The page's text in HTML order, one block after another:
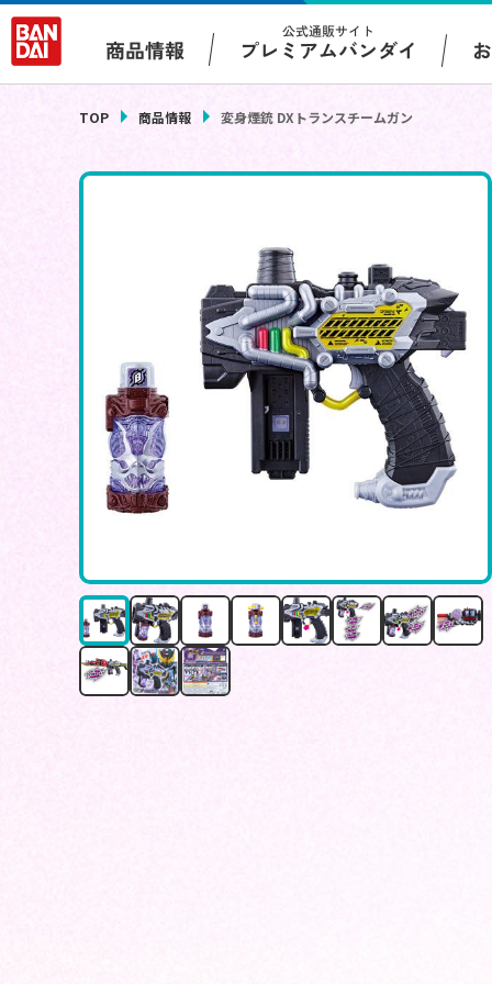
商品情報
公式通販サイト
プレミアムバンダイ
TOP 商品情報 変身煙銃 DXトランスチームガン